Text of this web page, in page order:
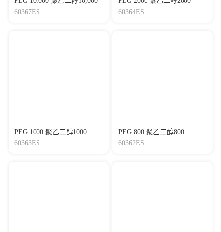
60367ES
60364ES
PEG 1000 聚乙二醇1000
60363ES
PEG 800 聚乙二醇800
60362ES